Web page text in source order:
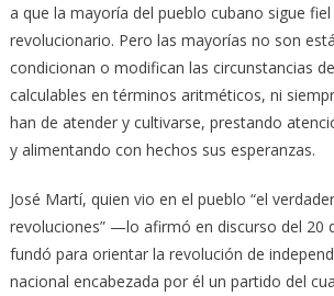
a que la mayoría del pueblo cubano sigue
revolucionario. Pero las mayorías no son
condicionan o modifican las circunstancias
calculables en términos aritméticos, ni
han de atender y cultivarse, prestando
y alimentando con hechos sus esperanzas.
José Martí, quien vio en el pueblo “el
revoluciones” —lo afirmó en discurso del 20
fundó para orientar la revolución de
nacional encabezada por él un partido del